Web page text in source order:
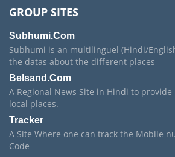
GROUP SITES
Subhumi.Com
Subhumi is an multilinguel (Hindi/
the datas about the different places
Belsand.Com
A Regional News Site in Hindi to
local places.
Tracker
A Site Where one can track the Mobile
Code